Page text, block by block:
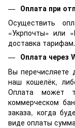
Оплата при
Осуществить
«Укрпочты» или
доставка тарифам.
Оплата через
Вы перечисляете
наш кошелёк,
Оплата может
коммерческом
заказа, когда
виде оплаты